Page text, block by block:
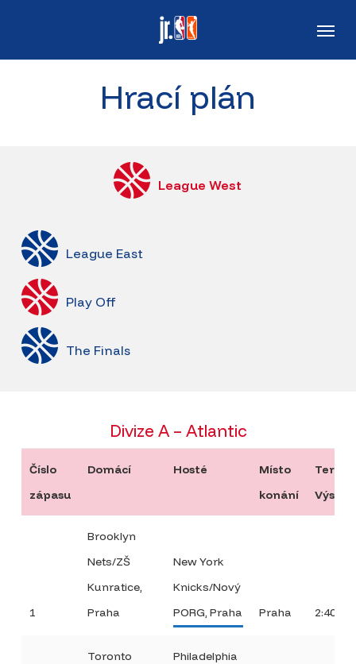
main
Hrací plán
League West
League East
Play Off
The Finals
Divize A – Atlantic
Číslo
zápasu
Domácí Hosté
Místo
konání
1
Brooklyn
Nets/ZŠ
Kunratice,
Praha
New York
Knicks/Nový
PORG, Praha
Praha 2:40
Toronto
Philadelphia